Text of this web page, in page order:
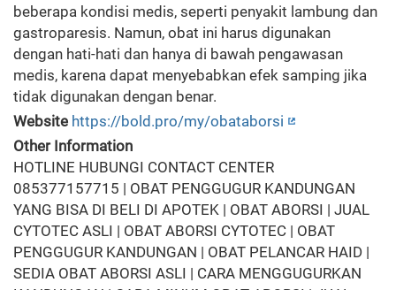
beberapa kondisi medis, seperti penyakit lambung dan
gastroparesis. Namun, obat ini harus digunakan
dengan hati-hati dan hanya di bawah pengawasan
medis, karena dapat menyebabkan efek samping jika
tidak digunakan dengan benar.
Website https://bold.pro/my/obataborsi
Other Information
HOTLINE HUBUNGI CONTACT CENTER
085377157715 | OBAT PENGGUGUR KANDUNGAN
YANG BISA DI BELI DI APOTEK | OBAT ABORSI | JUAL
CYTOTEC ASLI | OBAT ABORSI CYTOTEC | OBAT
PENGGUGUR KANDUNGAN | OBAT PELANCAR HAID |
SEDIA OBAT ABORSI ASLI | CARA MENGGUGURKAN